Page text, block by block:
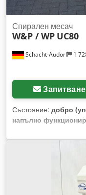
Schacht-Audorf 1
Спирален месач
W&P / WP UC80
Запитване
Състояние: добро
напълно
тестомесител
казан, в пекарско
с 2 таймера, месещо
неръждаем казан,
цена 2.500 € за брой